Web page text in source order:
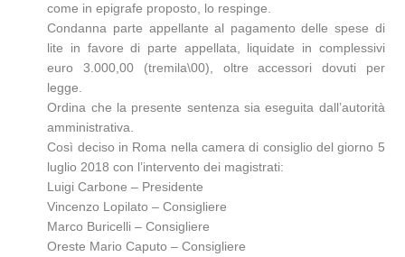
come in epigrafe proposto, lo respinge.
Condanna parte appellante al pagamento delle spese di
lite in favore di parte appellata, liquidate in complessivi
euro 3.000,00 (tremila\00), oltre accessori dovuti per
legge.
Ordina che la presente sentenza sia eseguita dall’autorità
amministrativa.
Così deciso in Roma nella camera di consiglio del giorno 5
luglio 2018 con l’intervento dei magistrati:
Luigi Carbone – Presidente
Vincenzo Lopilato – Consigliere
Marco Buricelli – Consigliere
Oreste Mario Caputo – Consigliere